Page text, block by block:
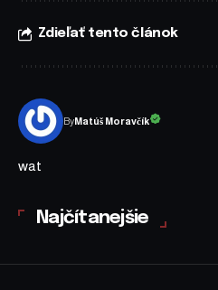
Zdieľať tento článok
ByMatúš Moravčík
wat
Najčítanejšie